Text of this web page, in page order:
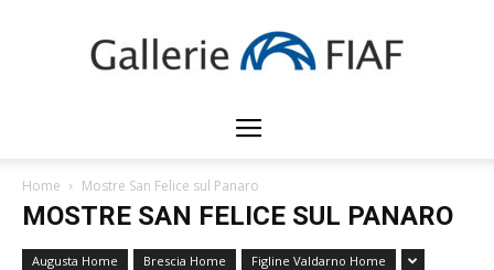
Gallerie
Home Mostre San Felice sul Panaro
MOSTRE SAN FELICE SUL PANARO
Augusta Home Brescia Home Figline Valdarno Home